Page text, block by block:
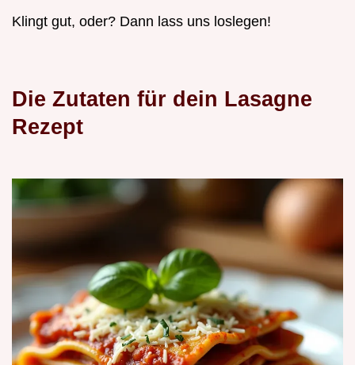
Klingt gut, oder? Dann lass uns loslegen!
Die Zutaten für dein Lasagne
Rezept